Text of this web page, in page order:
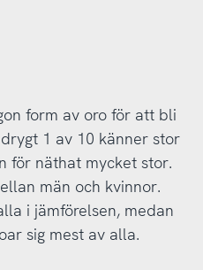
form av oro för att bli
1 av 10 känner stor
för näthat mycket stor.
män och kvinnor.
i jämförelsen, medan
sig mest av alla.